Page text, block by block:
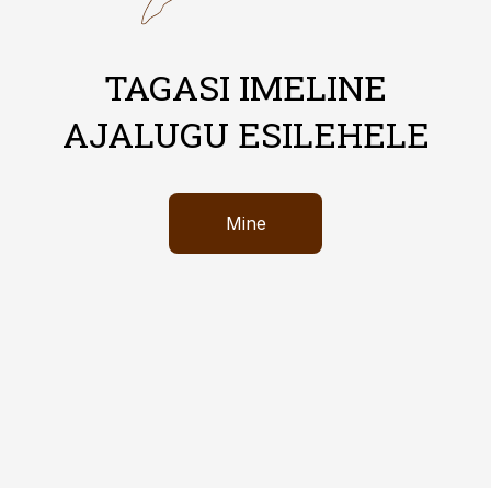
TAGASI IMELINE
AJALUGU ESILEHELE
Mine